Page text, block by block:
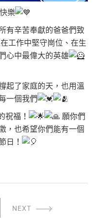
樂
有辛苦奉獻的爸爸們致
工作中堅守崗位、在生
心中最偉大的英雄
起了家庭的天，也用溫
一個我們
祝福！
願你們
，也希望你們能有一個
日！
NEXT